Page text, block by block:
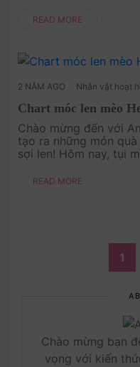
len này là biểu tượng
READ MORE
2 NĂM AGO Nhân vật hoạt
Chart móc len mèo
Chào mừng đến với
tạo ra những món
sợi len! Hôm nay, tụi
len miễn phi....
READ MORE
1
Chào mừng bạn
vọng với kiến